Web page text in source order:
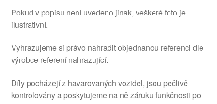
Pokud v popisu není uvedeno jinak, veškeré foto je
ilustrativní.
Vyhrazujeme si právo nahradit objednanou referenci dle
výrobce referení nahrazující.
Díly pocházejí z havarovaných vozidel, jsou pečlivě
kontrolovány a poskytujeme na ně záruku funkčnosti po